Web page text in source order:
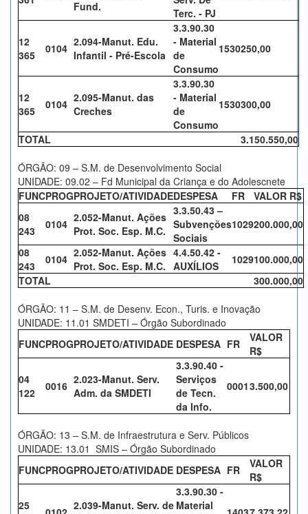
Fund.
Terc. - PJ
12
365
0104 2.094-Manut. Edu.
Infantil - Pré-Escola
3.3.90.30
- Material
de
Consumo
1530250,00
12
365
0104 2.095-Manut. das
Creches
3.3.90.30
- Material
de
Consumo
1530300,00
TOTAL 3.150.550,00
ÓRGÃO: 09 – S.M. de Desenvolvimento Social
UNIDADE: 09.02 – Fd Municipal da Criança e do Adolescnete
FUNCPROGPROJETO/ATIVIDADEDESPESA FR
VALOR R$
08
243
0104 2.052-Manut. Ações
Prot. Soc. Esp. M.C.
3.3.50.43 –
Subvenções
Sociais
1029200.000,00
08
243
0104 2.052-Manut. Ações
Prot. Soc. Esp. M.C.
4.4.50.42 -
AUXÍLIOS
1029100.000,00
TOTAL
300.000,00
ÓRGÃO: 11 – S.M. de Desenv. Econ., Turis. e Inovação
UNIDADE: 11.01 SMDETI – Órgão Subordinado
FUNCPROGPROJETO/ATIVIDADE DESPESA FR
VALOR
R$
04
122
0016 2.023-Manut. Serv.
Adm. da SMDETI
3.3.90.40 -
Serviços
de Tecn.
da Info.
00013.500,00
ÓRGÃO: 13 – S.M. de Infraestrutura e Serv. Públicos
UNIDADE: 13.01 SMIS – Órgão Subordinado
FUNCPROGPROJETO/ATIVIDADE DESPESA FR
VALOR
R$
25
2.039-Manut. Serv. de
3.3.90.30 -
Material